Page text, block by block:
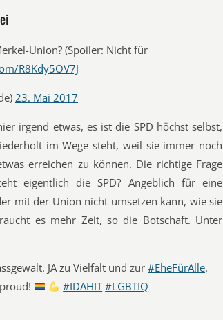
Union? (Spoiler: Nicht für
R8Kdy5OV7J
23. Mai 2017
irgend etwas, es ist die SPD höchst selbst,
im Wege steht, weil sie immer noch
erreichen zu können. Die richtige Frage
eigentlich die SPD? Angeblich für eine
mit der Union nicht umsetzen kann, wie sie
es mehr Zeit, so die Botschaft. Unter
JA zu Vielfalt und zur #EheFürAlle.
#IDAHIT #LGBTIQ